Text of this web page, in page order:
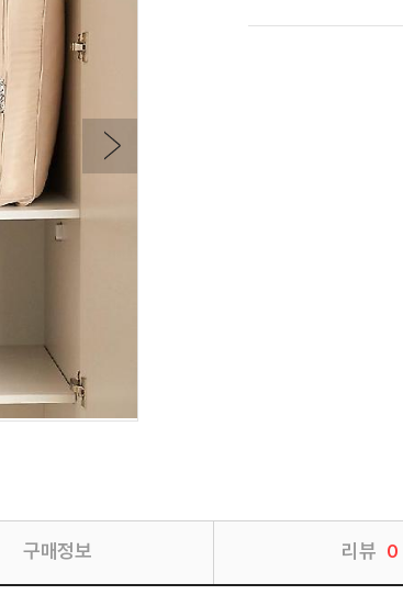
구매정보 리뷰 0